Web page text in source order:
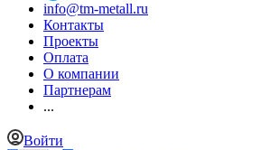
info@tm-metall.ru
Контакты
Проекты
Оплата
О компании
Партнерам
...
Войти